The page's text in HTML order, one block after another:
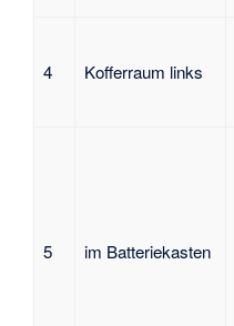
4 Kofferraum links
5 im Batteriekasten